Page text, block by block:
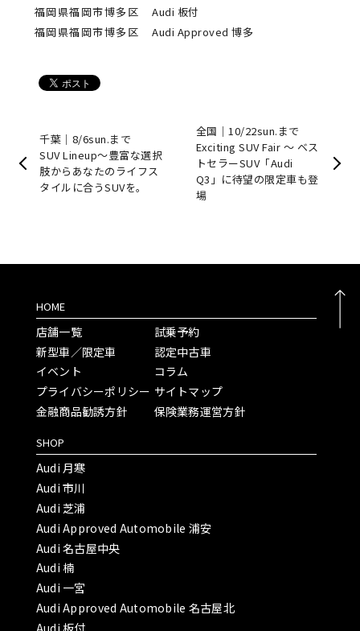
福岡県福岡市博多区
Audi 板付
福岡県福岡市博多区
Audi Approved 博多
千葉｜8/6sun.まで
SUV Lineup〜豊富な選択
肢からあなたのライフス
タイルに合うSUVを。
全国｜10/22sun.まで
Exciting SUV Fair 〜 ベス
トセラーSUV「Audi
Q3」に待望の限定車も登
場
HOME
店舗一覧
新型車／限定車
イベント
プライバシーポリシー
金融商品勧誘方針
試乗予約
認定中古車
コラム
サイトマップ
保険業務運営方針
SHOP
Audi 月寒
Audi 市川
Audi 芝浦
Audi Approved Automobile 浦安
Audi 名古屋中央
Audi 楠
Audi 一宮
Audi Approved Automobile 名古屋北
Audi 板付